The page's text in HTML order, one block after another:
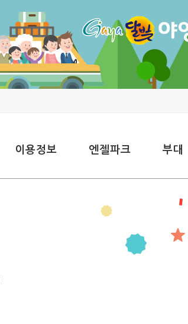
이용정보 엔젤파크 부대